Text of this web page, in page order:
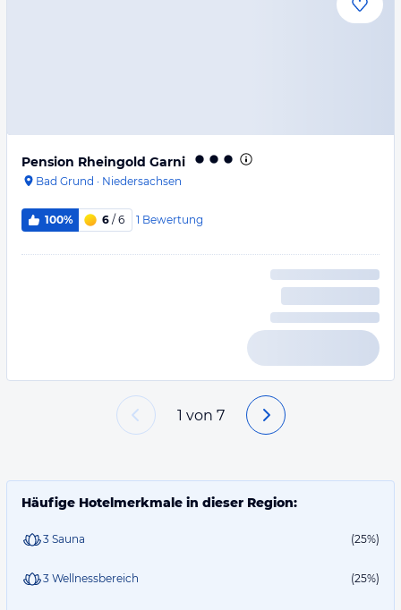
Pension Rheingold Garni
Bad Grund · Niedersachsen
100% 6 / 6 1 Bewertung
1 von 7
Häufige Hotelmerkmale in dieser Region:
3 Sauna (25%)
3 Wellnessbereich (25%)